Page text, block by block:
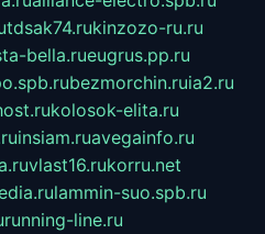
tdsak74.rukinzozo-ru.ru
bella.rueugrus.pp.ru
bezmorchin.ruia2.ru
kolosok-elita.ru
insiam.ruavegainfo.ru
vlast16.rukorru.net
lammin-suo.spb.ru
running-line.ru